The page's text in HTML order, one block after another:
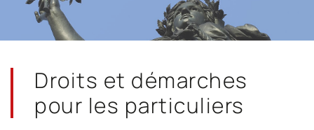
Droits et démarches
pour les particuliers